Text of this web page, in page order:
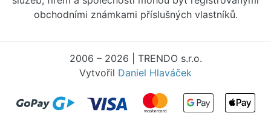
obchodními známkami příslušných vlastníků.
2006 – 2026 | TRENDO s.r.o.
Vytvořil Daniel Hlaváček